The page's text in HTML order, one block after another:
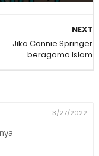
NEXT
Jika Connie Springer
beragama Islam
3/27/2022